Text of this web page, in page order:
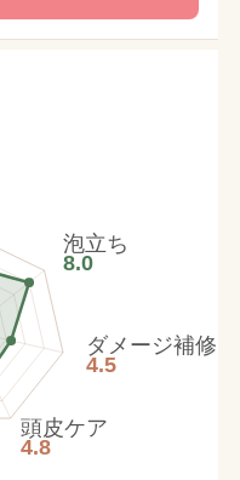
泡立ち
8.0
ダメージ補修
4.5
頭皮ケア
4.8